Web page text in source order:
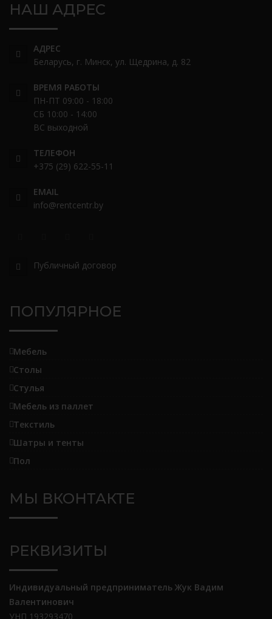
НАШ АДРЕС
АДРЕС
Беларусь, г. Минск, ул. Щедрина, д. 82
ВРЕМЯ РАБОТЫ
ПН-ПТ 09:00 - 18:00
СБ 10:00 - 14:00
ВС выходной
ТЕЛЕФОН
+375 (29) 622-55-11
EMAIL
info@rentcentr.by
Публичный договор
ПОПУЛЯРНОЕ
Мебель
Столы
Стулья
Мебель из паллет
Текстиль
Шатры и тенты
Пол
МЫ ВКОНТАКТЕ
РЕКВИЗИТЫ
Индивидуальный предприниматель Жук Вадим
Валентинович
УНП 193293470